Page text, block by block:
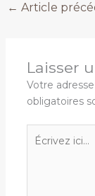
← Article
Laisser
Votre
obligatoires
Écrivez
ici…